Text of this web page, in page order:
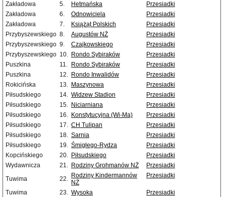
Zakładowa
5. Hetmańska
Przesiadki
Zakładowa
6. Odnowiciela
Przesiadki
Zakładowa
7. Książąt Polskich
Przesiadki
Przybyszewskiego 8. Augustów NŻ
Przesiadki
Przybyszewskiego 9. Czajkowskiego
Przesiadki
Przybyszewskiego 10. Rondo Sybiraków
Przesiadki
Puszkina
11. Rondo Sybiraków
Przesiadki
Puszkina
12. Rondo Inwalidów
Przesiadki
Rokicińska
13. Maszynowa
Przesiadki
Piłsudskiego
14. Widzew Stadion
Przesiadki
Piłsudskiego
15. Niciarniana
Przesiadki
Piłsudskiego
16. Konstytucyjna (Wi-Ma)
Przesiadki
Piłsudskiego
17. CH Tulipan
Przesiadki
Piłsudskiego
18. Sarnia
Przesiadki
Piłsudskiego
19. Śmigłego-Rydza
Przesiadki
Kopcińskiego
20. Piłsudskiego
Przesiadki
Wydawnicza
21. Rodziny Grohmanów NŻ
Przesiadki
Tuwima
22. Rodziny Kindermannów
NŻ
Przesiadki
Tuwima 23. Wysoka
Przesiadki